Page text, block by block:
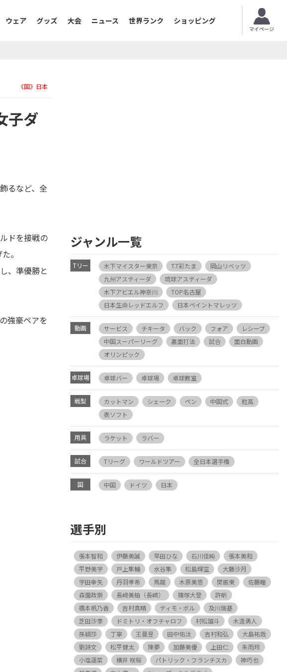
ウェア グッズ 大会 ニュース 世界ランク ショッピング
マイページ
《国》日本
子ダ
るなど、全
ドを接戦の
。
、準優勝と
強豪ペアを
ジャンル一覧
Tリー
木下マイスター東京 T.T彩たま
岡山リベッツ
九州アスティーダ
琉球アスティーダ
木下アビエル神奈川
TOP名古屋
日本生命レッドエルフ
日本ペイントマレッツ
動画 サービス チキータ バック フォア
レシーブ
中国スーパーリーグ
裏面打法 試合
面白動画
オリンピック
卓球場 卓球バー 卓球場 卓球教室
戦型 カットマン シェーク ペン 中国式
粒高
表ソフト
用具 ラケット ラバー
試合 Tリーグ ワールドツアー 全日本選手権
国 中国 ドイツ 日本
選手別
張本智和 伊藤美誠 早田ひな 石川佳純
張本美和
平野美宇
戸上隼輔 水谷隼 松島輝空
大藤沙月
宇田幸矢
丹羽孝希 馬龍 木原美悠 樊振東
佐藤瞳
森薗政崇
長﨑美柚（長崎） 篠塚大登
許昕
橋本帆乃香
吉村真晴 ティモ・ボル
及川瑞基
芝田沙季
ドミトリ・オフチャロフ 村松雄斗
木造勇人
孫穎莎
丁寧 王曼昱 田中佑汰 吉村和弘
大島祐哉
劉詩文
松平健太 陳夢 加藤美優 上田仁
朱雨玲
小塩遥菜
横井 咲桜 パトリック・フランチスカ
神巧也